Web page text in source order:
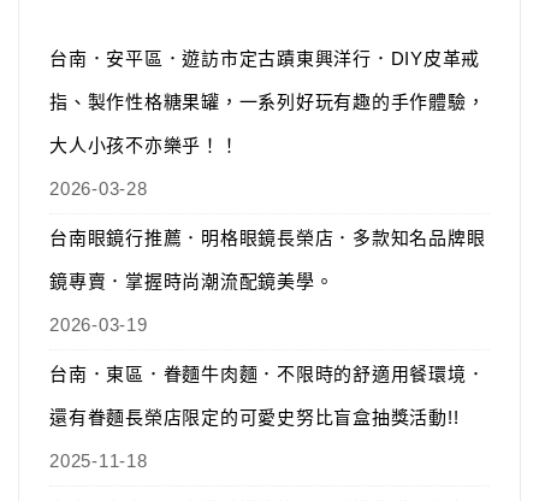
台南．安平區．遊訪市定古蹟東興洋行．DIY皮革戒
指、製作性格糖果罐，一系列好玩有趣的手作體驗，
大人小孩不亦樂乎！！
2026-03-28
台南眼鏡行推薦．明格眼鏡長榮店．多款知名品牌眼
鏡專賣．掌握時尚潮流配鏡美學。
2026-03-19
台南．東區．眷麵牛肉麵．不限時的舒適用餐環境．
還有眷麵長榮店限定的可愛史努比盲盒抽獎活動!!
2025-11-18